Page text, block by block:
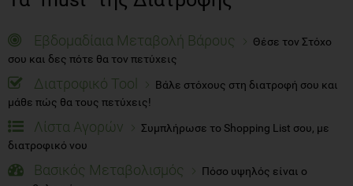
Εβδομαδίαια Μεταβολή Βάρους
Θέσε τον Στόχο
σου και δες πότε θα τον πετύχεις
Διατροφικό Tool
Βάλε στόχους στη διατροφή σου και
μάθε πώς θα τους πετύχεις!
Λίστα Αγορών
Συμπλήρωσε το Shopping List σου, με
διατροφικό νου
Βασικός Μεταβολισμός
Πόσο υψηλός είναι ο